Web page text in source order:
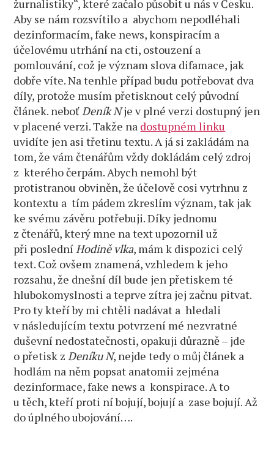
žurnalistiky“, které začalo působit u nás v Česku.
Aby se nám rozsvítilo a abychom nepodléhali
dezinformacím, fake news, konspiracím a
účelovému utrhání na cti, ostouzení a
pomlouvání, což je význam slova difamace, jak
dobře víte. Na tenhle případ budu potřebovat dva
díly, protože musím přetisknout celý původní
článek. neboť Deník Nje v plné verzi dostupný jen
v placené verzi. Takže na dostupném linku
uvidíte jen asi třetinu textu. A já si zakládám na
tom, že vám čtenářům vždy dokládám celý zdroj
z kterého čerpám. Abych nemohl být
protistranou obviněn, že účelově cosi vytrhnu z
kontextu a tím pádem zkreslím význam, tak jak
ke svému závěru potřebuji. Díky jednomu
z čtenářů, který mne na text upozornil už
při poslední Hodině vlka, mám k dispozici celý
text. Což ovšem znamená, vzhledem k jeho
rozsahu, že dnešní díl bude jen přetiskem té
hlubokomyslnosti a teprve zítra jej začnu pitvat.
Pro ty kteří by mi chtěli nadávat a hledali
v následujícím textu potvrzení mé nezvratné
duševní nedostatečnosti, opakuji důrazně – jde
o přetisk z Deníku N, nejde tedy o můj článek a
hodlám na něm popsat anatomii zejména
dezinformace, fake news a konspirace. A to
u těch, kteří proti ní bojují, bojují a zase bojují. Až
do úplného ubojování….